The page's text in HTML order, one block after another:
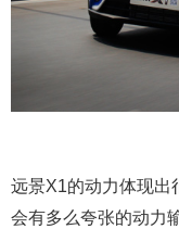
远景X1的动力体现出
会有多么夸张的动力